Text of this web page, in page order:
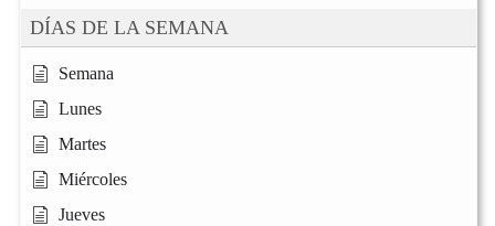
DÍAS DE LA SEMANA
Semana
Lunes
Martes
Miércoles
Jueves